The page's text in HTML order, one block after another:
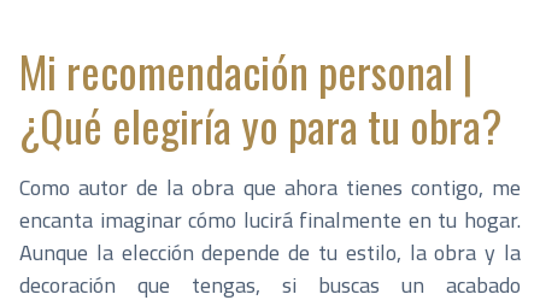
Mi recomendación personal |
¿Qué elegiría yo para tu obra?
Como autor de la obra que ahora tienes contigo, me
encanta imaginar cómo lucirá finalmente en tu hogar.
Aunque la elección depende de tu estilo, la obra y la
decoración que tengas, si buscas un acabado